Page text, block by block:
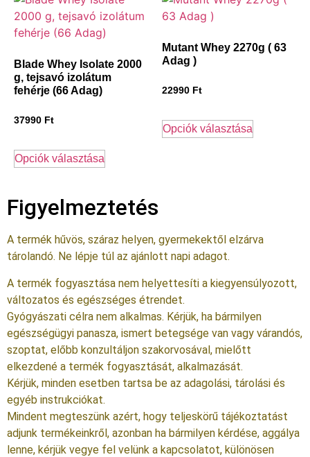
Blade Whey Isolate 2000
g, tejsavó izolátum
fehérje (66 Adag)
37990 Ft
Opciók választása
Mutant Whey 2270g ( 63
Adag )
22990 Ft
Opciók választása
Figyelmeztetés
A termék hűvös, száraz helyen, gyermekektől elzárva
tárolandó. Ne lépje túl az ajánlott napi adagot.
A termék fogyasztása nem helyettesíti a kiegyensúlyozott,
változatos és egészséges étrendet.
Gyógyászati célra nem alkalmas. Kérjük, ha bármilyen
egészségügyi panasza, ismert betegsége van vagy várandós,
szoptat, előbb konzultáljon szakorvosával, mielőtt
elkezdené a termék fogyasztását, alkalmazását.
Kérjük, minden esetben tartsa be az adagolási, tárolási és
egyéb instrukciókat.
Mindent megteszünk azért, hogy teljeskörű tájékoztatást
adjunk termékeinkről, azonban ha bármilyen kérdése, aggálya
lenne, kérjük vegye fel velünk a kapcsolatot, különösen